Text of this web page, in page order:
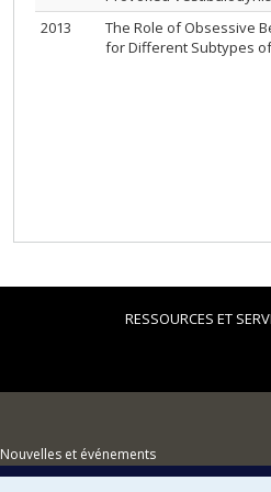
2013
The Role of Obsessive
for Different Subtypes
RESSOURCES ET
Nouvelles et événements